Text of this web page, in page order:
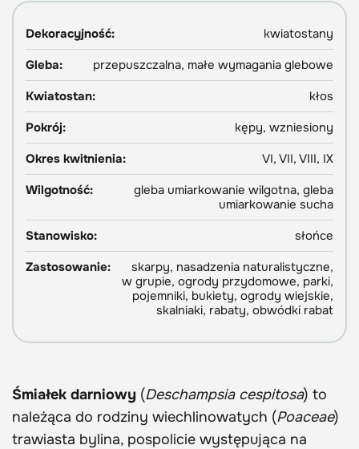
Dekoracyjność:
kwiatostany
Gleba:
przepuszczalna, małe wymagania glebowe
Kwiatostan:
kłos
Pokrój:
kępy, wzniesiony
Okres kwitnienia:
VI, VII, VIII, IX
Wilgotność:
gleba umiarkowanie wilgotna, gleba
umiarkowanie sucha
Stanowisko:
słońce
Zastosowanie:
skarpy, nasadzenia naturalistyczne,
w grupie, ogrody przydomowe, parki,
pojemniki, bukiety, ogrody wiejskie,
skalniaki, rabaty, obwódki rabat
Śmiałek darniowy (Deschampsia cespitosa) to
należąca do rodziny wiechlinowatych (Poaceae)
trawiasta bylina, pospolicie występująca na